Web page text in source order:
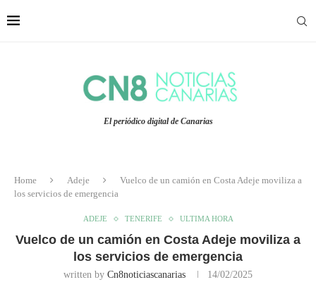
El periódico digital de Canarias
Home Adeje
Vuelco de un camión en Costa Adeje moviliza a
los servicios de emergencia
ADEJE TENERIFE ULTIMA HORA
Vuelco de un camión en Costa Adeje moviliza a
los servicios de emergencia
written by Cn8noticiascanarias 14/02/2025